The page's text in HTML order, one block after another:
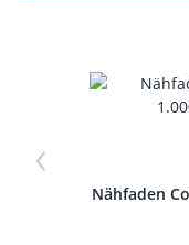
‹
Nähfaden